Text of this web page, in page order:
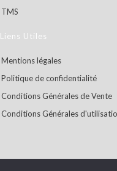
onglet
nouvel
TMS
un
nouvel
Liens Utiles
Mentions légalesS’ouvre
dans
Politique de confidentialité
dans
Conditions Générales de Vente
Conditions Générales